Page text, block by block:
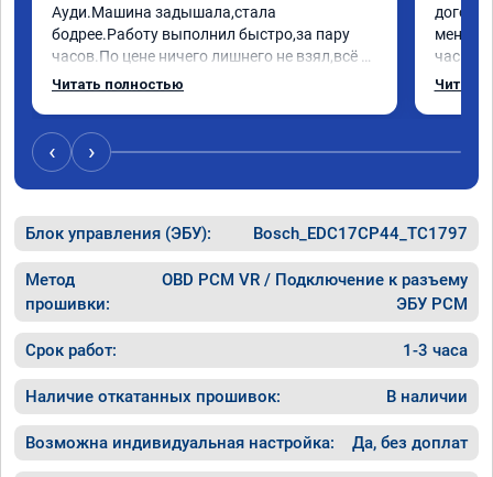
Ауди.Машина задышала,стала
бодрее.Работу выполнил быстро,за пару
часов.По цене ничего лишнего не взял,всё
как договаривались заранее.После работы
случае поломки авто.Однозначно
рекомендую Алексея как грамотного
специалиста!
Читать полностью
меня
час
Арман
Читать
‹ ›
Блок управления (ЭБУ): Bosch_EDC17CP44_TC1797
Метод
прошивки:
OBD PCM VR / Подключение к разъему
ЭБУ PCM
Срок работ: 1-3 часа
Наличие откатанных прошивок: В наличии
Возможна индивидуальная настройка: Да, без доплат